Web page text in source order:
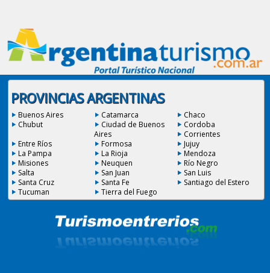
PROVINCIAS ARGENTINAS
Buenos Aires Catamarca
Chaco
Chubut
Ciudad de Buenos
Aires
Cordoba
Corrientes
Entre Ríos
Formosa
Jujuy
La Pampa
La Rioja
Mendoza
Misiones
Neuquen
Río Negro
Salta
San Juan
San Luis
Santa Cruz
Santa Fe
Santiago del Estero
Tucuman
Tierra del Fuego